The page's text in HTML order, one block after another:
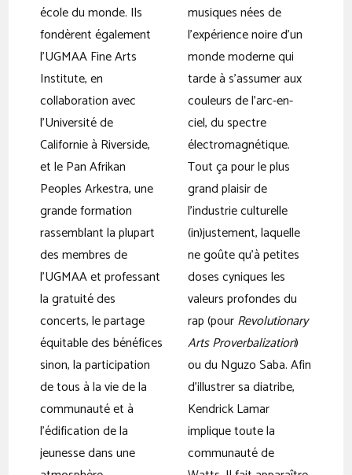
école du monde. Ils
fondèrent également
l’UGMAA Fine Arts
Institute, en
collaboration avec
l’Université de
Californie à Riverside,
et le Pan Afrikan
Peoples Arkestra, une
grande formation
rassemblant la plupart
des membres de
l’UGMAA et professant
la gratuité des
concerts, le partage
équitable des bénéfices
sinon, la participation
de tous à la vie de la
communauté et à
l’édification de la
jeunesse dans une
musiques nées de
l’expérience noire d’un
monde moderne qui
tarde à s’assumer aux
couleurs de l’arc-en-
ciel, du spectre
électromagnétique.
Tout ça pour le plus
grand plaisir de
l’industrie culturelle
(in)justement, laquelle
ne goûte qu’à petites
doses cyniques les
valeurs profondes du
rap (pourRevolutionary
Arts Proverbalization)
ou du Nguzo Saba. Afin
d’illustrer sa diatribe,
Kendrick Lamar
implique toute la
communauté de